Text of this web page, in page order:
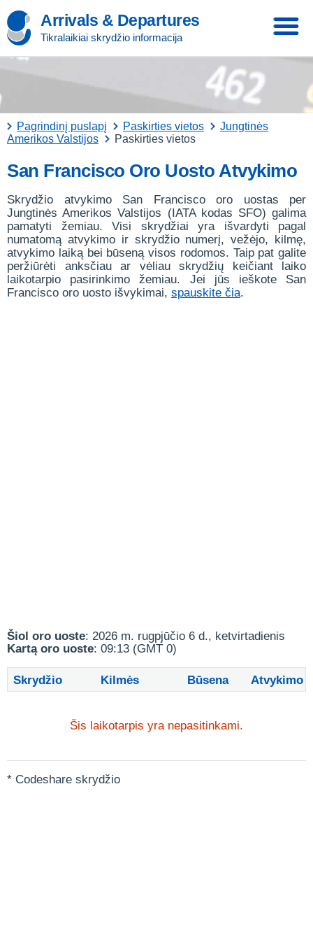
Arrivals & Departures
Tikralaikiai skrydžio informacija
Pagrindinį puslapį Paskirties vietos
Jungtinės
Amerikos Valstijos
Paskirties vietos
San Francisco Oro Uosto Atvykimo
Skrydžio atvykimo San Francisco oro uostas per
Jungtinės Amerikos Valstijos (IATA kodas SFO) galima
pamatyti žemiau. Visi skrydžiai yra išvardyti pagal
numatomą atvykimo ir skrydžio numerį, vežėjo, kilmę,
atvykimo laiką bei būseną visos rodomos. Taip pat galite
peržiūrėti anksčiau ar vėliau skrydžių keičiant laiko
laikotarpio pasirinkimo žemiau. Jei jūs ieškote San
Francisco oro uosto išvykimai, spauskite čia.
Šiol oro uoste: 2026 m. rugpjūčio 6 d., ketvirtadienis
Kartą oro uoste: 09:13 (GMT 0)
Skrydžio Kilmės Būsena Atvykimo
Šis laikotarpis yra nepasitinkami.
* Codeshare skrydžio